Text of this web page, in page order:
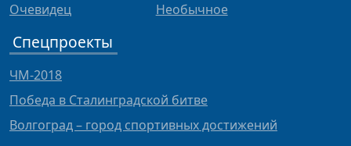
Очевидец
Необычное
Спецпроекты
ЧМ-2018
Победа в Сталинградской битве
Волгоград – город спортивных достижений